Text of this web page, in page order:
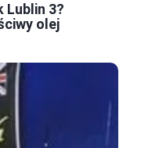
Lublin 3?
olej